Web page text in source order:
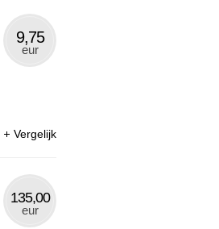
9,75
eur
Vergelijk
135,00
eur